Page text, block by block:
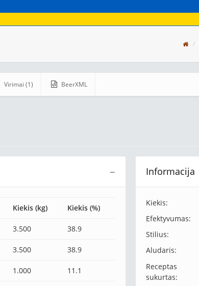
Virimai (1) BeerXML
Informacija
Kiekis:
Efektyvumas:
Stilius:
Aludaris:
Receptas
sukurtas:
−
Kiekis (kg) Kiekis (%)
3.500 38.9
3.500 38.9
1.000 11.1